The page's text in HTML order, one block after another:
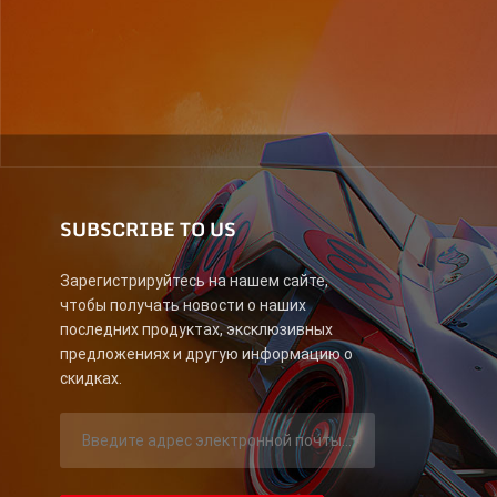
SUBSCRIBE TO US
Зарегистрируйтесь на нашем сайте,
чтобы получать новости о наших
последних продуктах, эксклюзивных
предложениях и другую информацию о
скидках.